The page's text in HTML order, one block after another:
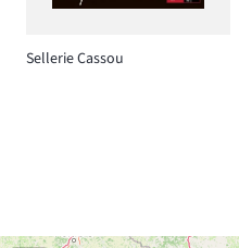
Sellerie Cassou